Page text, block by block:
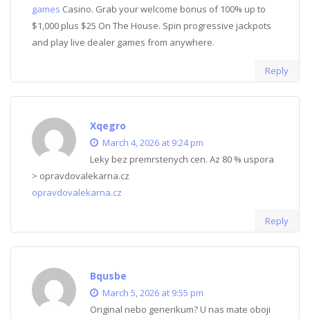
games Casino. Grab your welcome bonus of 100% up to
$1,000 plus $25 On The House. Spin progressive jackpots
and play live dealer games from anywhere.
Reply
Xqegro
March 4, 2026 at 9:24 pm
Leky bez premrstenych cen. Az 80 % uspora
> opravdovalekarna.cz
opravdovalekarna.cz
Reply
Bqusbe
March 5, 2026 at 9:55 pm
Original nebo generikum? U nas mate oboji